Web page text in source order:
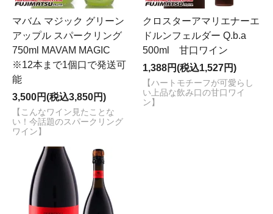
マバム マジック グリーン
アップル スパークリング
750ml MAVAM MAGIC
※12本まで1個口で発送可
能
3,500円(税込3,850円)
【こんなワイン見たことな
い！今話題のスパークリング
ワイン】
クロスターアマリエナーエ
ドルンフェルダー Q.b.a
500ml 甘口ワイン
1,388円(税込1,527円)
【ハートモチーフが可愛らし
い上品な飲み口の甘口ワイ
ン】